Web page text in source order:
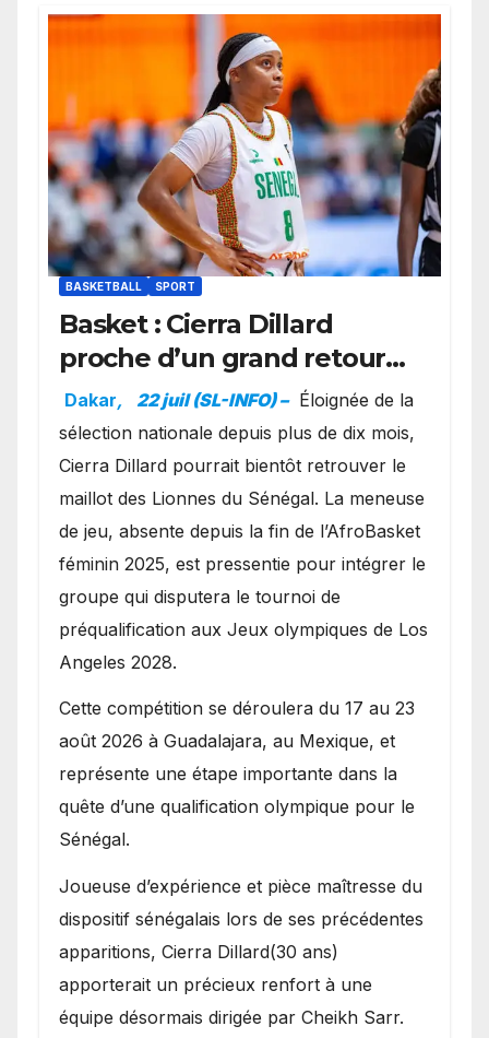
BASKETBALL SPORT
Basket : Cierra Dillard
proche d’un grand retour
avec les Lionnes ?
Dakar, 22 juil (SL-INFO) – Éloignée de la
sélection nationale depuis plus de dix mois,
Cierra Dillard pourrait bientôt retrouver le
maillot des Lionnes du Sénégal. La meneuse
de jeu, absente depuis la fin de l’AfroBasket
féminin 2025, est pressentie pour intégrer le
groupe qui disputera le tournoi de
préqualification aux Jeux olympiques de Los
Angeles 2028.
Cette compétition se déroulera du 17 au 23
août 2026 à Guadalajara, au Mexique, et
représente une étape importante dans la
quête d’une qualification olympique pour le
Sénégal.
Joueuse d’expérience et pièce maîtresse du
dispositif sénégalais lors de ses précédentes
apparitions, Cierra Dillard(30 ans)
apporterait un précieux renfort à une
équipe désormais dirigée par Cheikh Sarr.